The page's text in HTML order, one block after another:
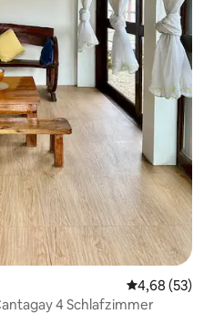
4,68 (53)
4 Schlafzimmer